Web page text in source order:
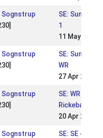
Sognstrup
SE:
1
11 May 2025
Sognstrup
SE:
WR
27 Apr 2025
Sognstrup
SE: WR på
Rickebasta
20 Apr 2024
Sognstrup
SE: SE -